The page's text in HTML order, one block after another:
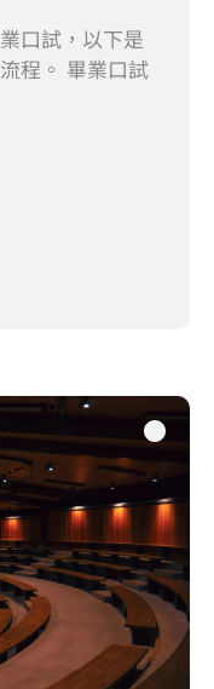
口試，以下是
程。 畢業口試